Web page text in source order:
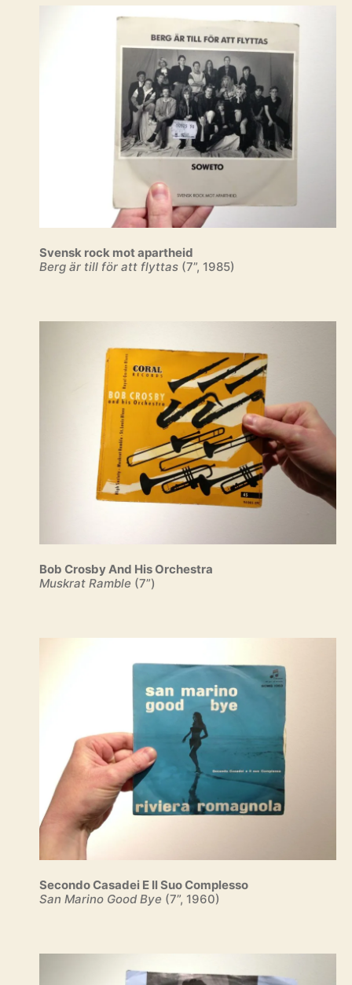
Svensk rock mot apartheid
Berg är till för att flyttas (7”, 1985)
Bob Crosby And His Orchestra
Muskrat Ramble (7”)
Secondo Casadei E Il Suo Complesso
San Marino Good Bye (7”, 1960)